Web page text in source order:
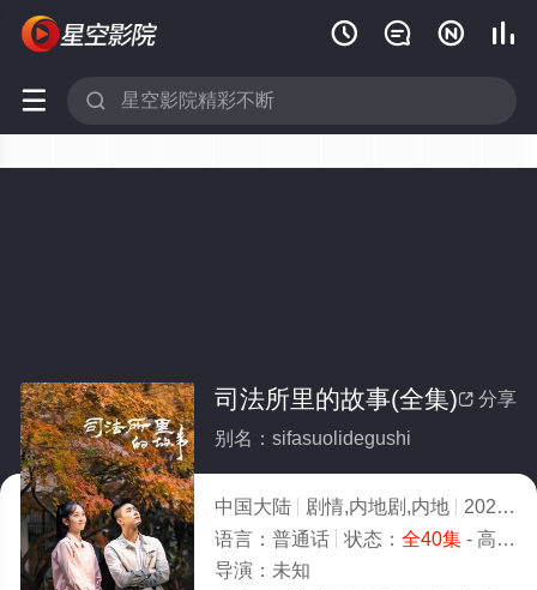
   
 
 分享
司法所里的故事(全集)
别名：sifasuolidegushi
中国大陆 剧情,内地剧,内地 2025
语言： 普通话 状态： 全40集- 高清免费在线观看
导演： 未知